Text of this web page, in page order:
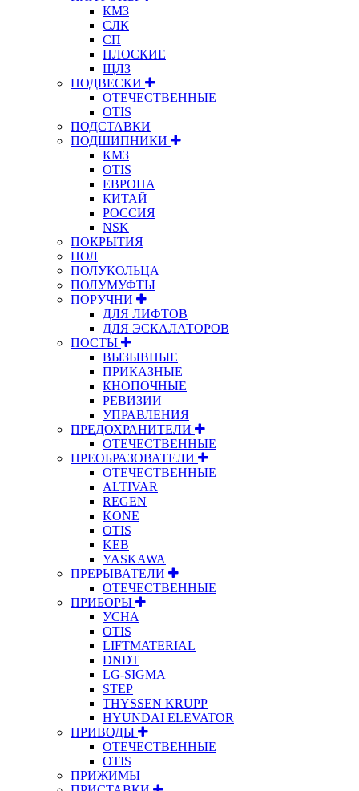
КМЗ
СЛК
СП
ПЛОСКИЕ
ЩЛЗ
ПОДВЕСКИ
ОТЕЧЕСТВЕННЫЕ
OTIS
ПОДСТАВКИ
ПОДШИПНИКИ
КМЗ
OTIS
ЕВРОПА
КИТАЙ
РОССИЯ
NSK
ПОКРЫТИЯ
ПОЛ
ПОЛУКОЛЬЦА
ПОЛУМУФТЫ
ПОРУЧНИ
ДЛЯ ЛИФТОВ
ДЛЯ ЭСКАЛАТОРОВ
ПОСТЫ
ВЫЗЫВНЫЕ
ПРИКАЗНЫЕ
КНОПОЧНЫЕ
РЕВИЗИИ
УПРАВЛЕНИЯ
ПРЕДОХРАНИТЕЛИ
ОТЕЧЕСТВЕННЫЕ
ПРЕОБРАЗОВАТЕЛИ
ОТЕЧЕСТВЕННЫЕ
ALTIVAR
REGEN
KONE
OTIS
KEB
YASKAWA
ПРЕРЫВАТЕЛИ
ОТЕЧЕСТВЕННЫЕ
ПРИБОРЫ
УСНА
OTIS
LIFTMATERIAL
DNDT
LG-SIGMA
STEP
THYSSEN KRUPP
HYUNDAI ELEVATOR
ПРИВОДЫ
ОТЕЧЕСТВЕННЫЕ
OTIS
ПРИЖИМЫ